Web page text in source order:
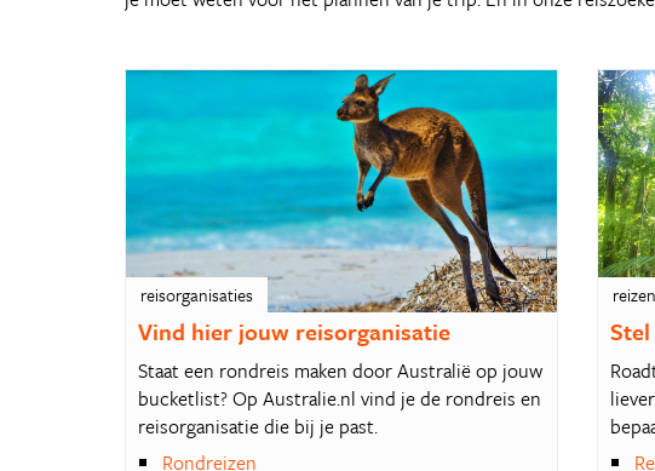
reisorganisaties
Vind hier jouw reisorganisatie
Staat een rondreis maken door Australië op jouw
bucketlist? Op Australie.nl vind je de rondreis en
reisorganisatie die bij je past.
Rondreizen
reizen